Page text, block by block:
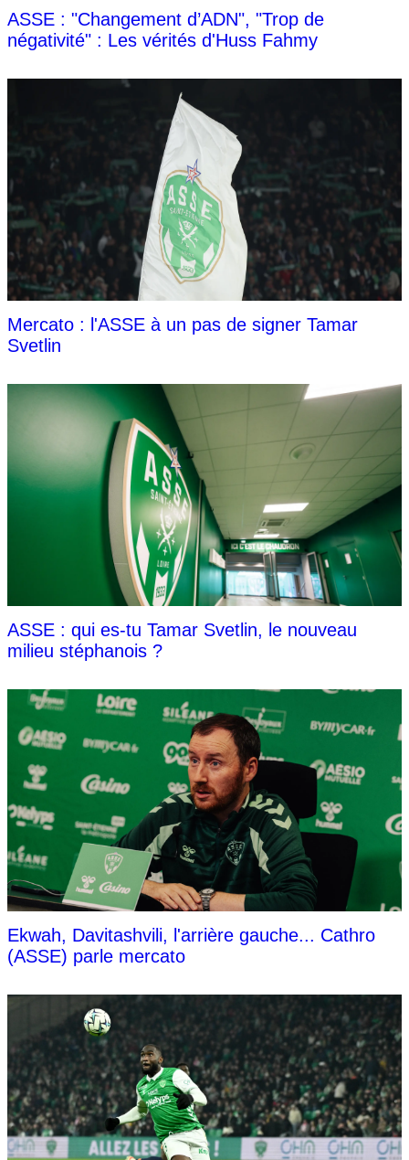
ASSE : "Changement d’ADN", "Trop de
négativité" : Les vérités d'Huss Fahmy
Mercato : l'ASSE à un pas de signer Tamar
Svetlin
ASSE : qui es-tu Tamar Svetlin, le nouveau
milieu stéphanois ?
Ekwah, Davitashvili, l'arrière gauche... Cathro
(ASSE) parle mercato